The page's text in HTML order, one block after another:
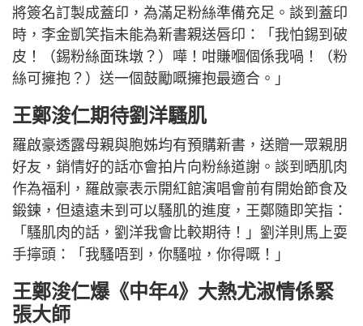
將簽名訂製成蓋印，為滿足粉絲準備充足。談到蓋印
時，李金凱笑指未能為新書親送唇印：「我怕錫到破
皮！（錫粉絲面珠墩？）嘩！咁賺嗰個係我喎！（粉
絲可擁抱？）送一個鼓勵嘅擁抱最適合。」
王鄭浚仁期待劉洋騷肌
羅啟豪透露母親與胞姊均有預購新書，送贈一眾親朋
好友，銷情好的話亦會拍片向粉絲道謝。談到晒肌肉
作為福利，羅啟豪表示開紅館演唱會前有開始節食及
鍛鍊，但遠遠未到可以騷肌的進度，王鄭隨即笑指：
「騷肌肉的話，劉洋我會比較期待！」劉洋則馬上耍
手擰頭：「我騷唔到，你騷啦，你得嘅！」
王鄭浚仁爆《中年4》大熱尤淑情係緊
張大師